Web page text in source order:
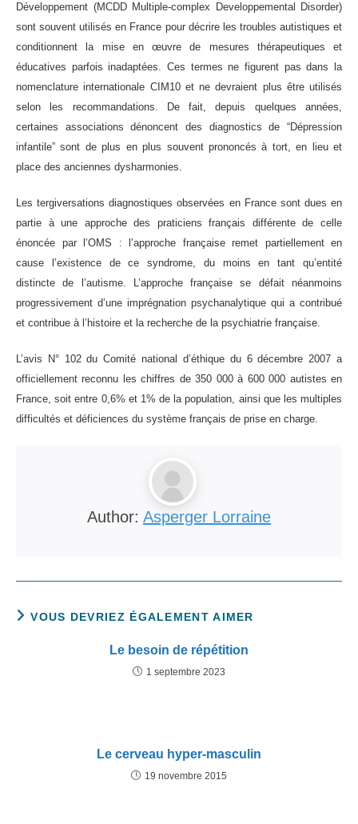
Développement (MCDD Multiple-complex Developpemental Disorder)
sont souvent utilisés en France pour décrire les troubles autistiques et
conditionnent la mise en œuvre de mesures thérapeutiques et
éducatives parfois inadaptées. Ces termes ne figurent pas dans la
nomenclature internationale CIM10 et ne devraient plus être utilisés
selon les recommandations. De fait, depuis quelques années,
certaines associations dénoncent des diagnostics de “Dépression
infantile” sont de plus en plus souvent prononcés à tort, en lieu et
place des anciennes dysharmonies.
Les tergiversations diagnostiques observées en France sont dues en
partie à une approche des praticiens français différente de celle
énoncée par l’OMS : l’approche française remet partiellement en
cause l’existence de ce syndrome, du moins en tant qu’entité
distincte de l’autisme. L’approche française se défait néanmoins
progressivement d’une imprégnation psychanalytique qui a contribué
et contribue à l’histoire et la recherche de la psychiatrie française.
L’avis N° 102 du Comité national d’éthique du 6 décembre 2007 a
officiellement reconnu les chiffres de 350 000 à 600 000 autistes en
France, soit entre 0,6% et 1% de la population, ainsi que les multiples
difficultés et déficiences du système français de prise en charge.
Author: Asperger Lorraine
VOUS DEVRIEZ ÉGALEMENT AIMER
Le besoin de répétition
1 septembre 2023
Le cerveau hyper-masculin
19 novembre 2015